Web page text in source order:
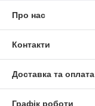
Про нас
Контакти
Доставка та оплата
Графік роботи